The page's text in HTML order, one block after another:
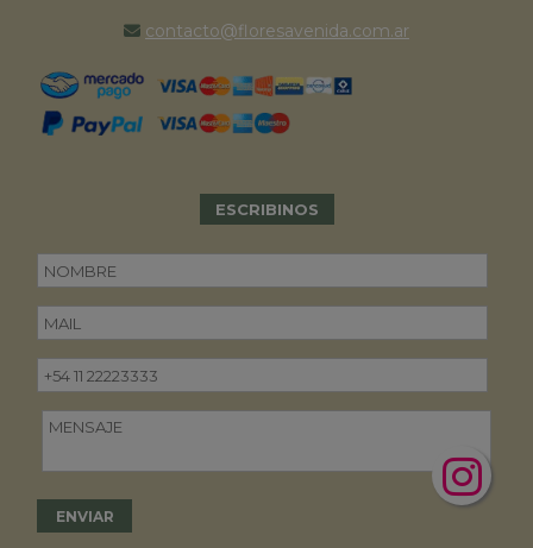
contacto@floresavenida.com.ar
ESCRIBINOS